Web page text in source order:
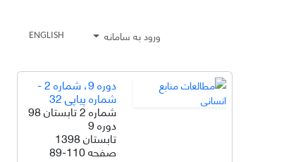
ورود به سامانه ENGLISH
دوره 9، شماره 2 -
شماره پیاپی 32
شماره 2 تابستان 98
دوره 9
تابستان 1398
صفحه89-110